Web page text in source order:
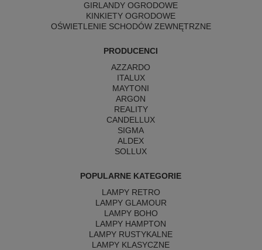
GIRLANDY OGRODOWE
KINKIETY OGRODOWE
OŚWIETLENIE SCHODÓW ZEWNĘTRZNE
PRODUCENCI
AZZARDO
ITALUX
MAYTONI
ARGON
REALITY
CANDELLUX
SIGMA
ALDEX
SOLLUX
POPULARNE KATEGORIE
LAMPY RETRO
LAMPY GLAMOUR
LAMPY BOHO
LAMPY HAMPTON
LAMPY RUSTYKALNE
LAMPY KLASYCZNE